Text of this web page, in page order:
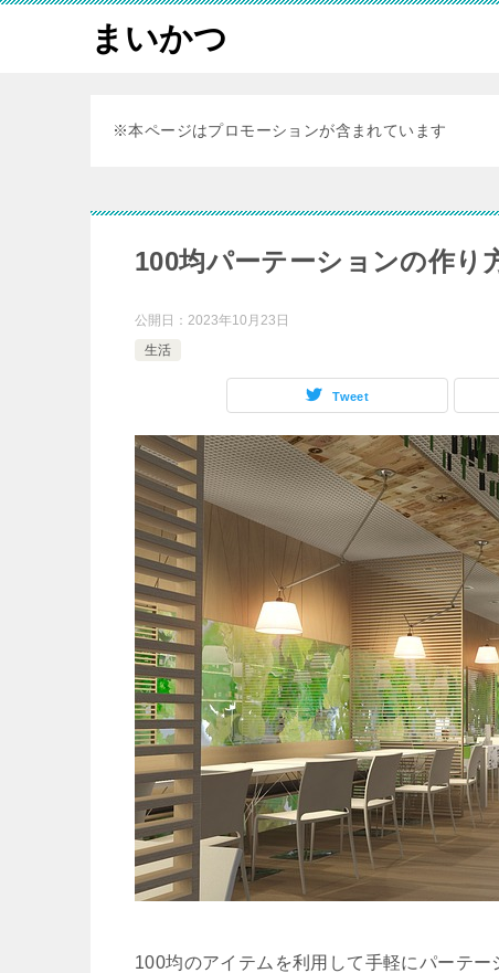
まいかつ
※本ページはプロモーションが含まれています
100均パーテーションの作り
公開日： 2023年10月23日
生活
Tweet
100均のアイテムを利用して手軽にパーテ